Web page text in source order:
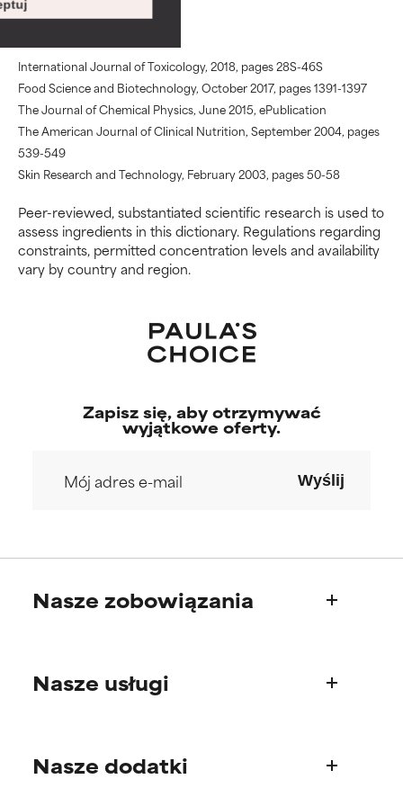
Betaine odnośniki
International Journal of Toxicology, 2018, pages 28S-46S
Food Science and Biotechnology, October 2017, pages 1391-1397
The Journal of Chemical Physics, June 2015, ePublication
The American Journal of Clinical Nutrition, September 2004, pages
539-549
Skin Research and Technology, February 2003, pages 50-58
Peer-reviewed, substantiated scientific research is used to
assess ingredients in this dictionary. Regulations regarding
constraints, permitted concentration levels and availability
vary by country and region.
połączeniu z innymi
problematycznymi składnikami.
WORST
Może powodować
podrażnienie, stan zapalny,
korzyści w niektórych
udowodniono, że wyrządza
więcej szkody niż pożytku.
BRAK OCENY
mieliśmy okazji przeanalizować
badań na jego temat.
połączeniu z innymi
problematycznymi składnikami.
WORST
Może powodować
podrażnienie, stan zapalny,
korzyści w niektórych
udowodniono, że wyrządza
więcej szkody niż pożytku.
BRAK OCENY
mieliśmy okazji przeanalizować
badań na jego temat.
Zapisz się, aby otrzymywać
wyjątkowe oferty.
Wyślij
Nasze zobowiązania
Nasza historia
Nasze usługi
Najczęściej zadawane pytania
Nasze dodatki